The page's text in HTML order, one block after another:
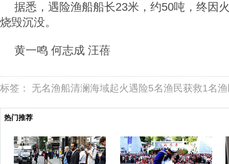
据悉，遇险渔船船长23米，约50吨，终因
烧毁沉没。
黄一鸣 何志成 汪蓓
标签： 无名渔船清澜海域起火遇险5名渔民获救1名
热门推荐